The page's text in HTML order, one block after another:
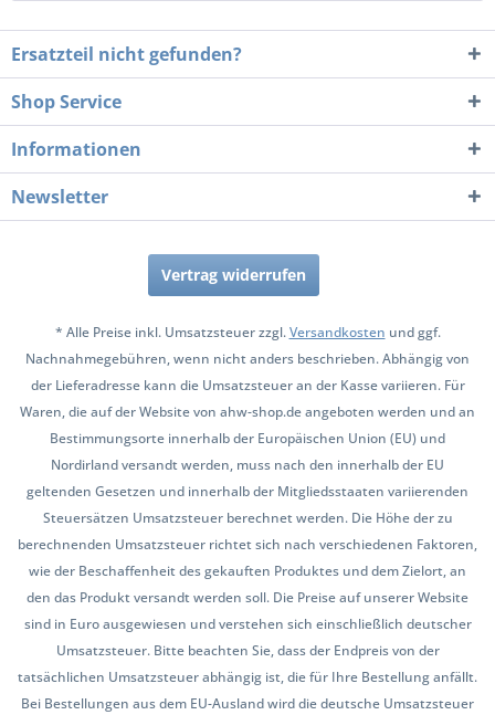
Ersatzteil nicht gefunden?
Shop Service
Informationen
Newsletter
Vertrag widerrufen
* Alle Preise inkl. Umsatzsteuer zzgl.Versandkosten und ggf.
Nachnahmegebühren, wenn nicht anders beschrieben. Abhängig von
der Lieferadresse kann die Umsatzsteuer an der Kasse variieren. Für
Waren, die auf der Website von ahw-shop.de angeboten werden und an
Bestimmungsorte innerhalb der Europäischen Union (EU) und
Nordirland versandt werden, muss nach den innerhalb der EU
geltenden Gesetzen und innerhalb der Mitgliedsstaaten variierenden
Steuersätzen Umsatzsteuer berechnet werden. Die Höhe der zu
berechnenden Umsatzsteuer richtet sich nach verschiedenen Faktoren,
wie der Beschaffenheit des gekauften Produktes und dem Zielort, an
den das Produkt versandt werden soll. Die Preise auf unserer Website
sind in Euro ausgewiesen und verstehen sich einschließlich deutscher
Umsatzsteuer. Bitte beachten Sie, dass der Endpreis von der
tatsächlichen Umsatzsteuer abhängig ist, die für Ihre Bestellung anfällt.
Bei Bestellungen aus dem EU-Ausland wird die deutsche Umsatzsteuer